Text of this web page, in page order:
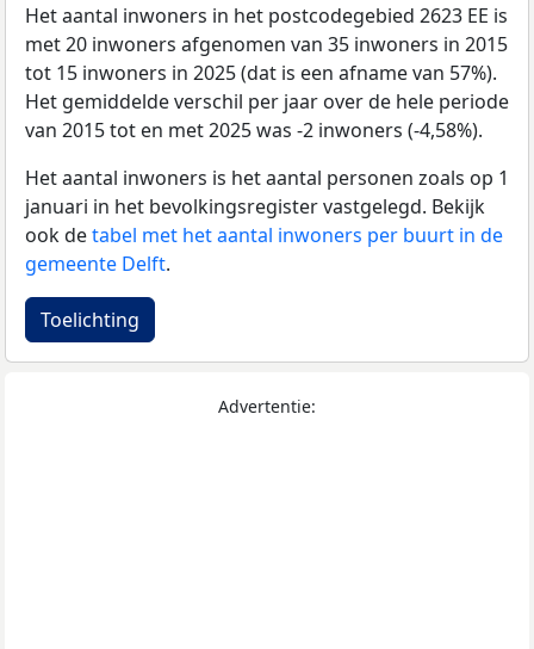
Het aantal inwoners in het postcodegebied 2623 EE is
met 20 inwoners afgenomen van 35 inwoners in 2015
tot 15 inwoners in 2025 (dat is een afname van 57%).
Het gemiddelde verschil per jaar over de hele periode
van 2015 tot en met 2025 was -2 inwoners (-4,58%).
Het aantal inwoners is het aantal personen zoals op 1
januari in het bevolkingsregister vastgelegd. Bekijk
ook detabel met het aantal inwoners per buurt in de
gemeente Delft.
Toelichting
Advertentie: